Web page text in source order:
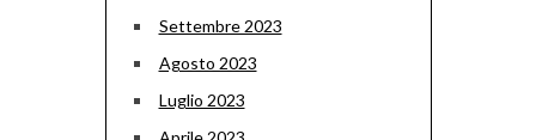
Settembre 2023
Agosto 2023
Luglio 2023